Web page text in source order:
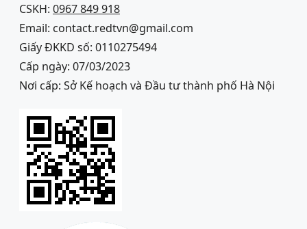
CSKH: 0967 849 918
Email: contact.redtvn@gmail.com
Giấy ĐKKD số: 0110275494
Cấp ngày: 07/03/2023
Nơi cấp: Sở Kế hoạch và Đầu tư thành phố Hà Nội